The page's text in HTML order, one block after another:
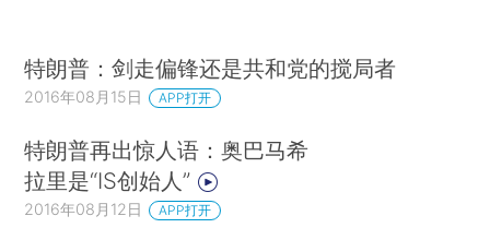
特朗普：剑走偏锋还是共和党的搅局者
2016年08月15日 APP打开
特朗普再出惊人语：奥巴马希
拉里是“IS创始人”
2016年08月12日 APP打开